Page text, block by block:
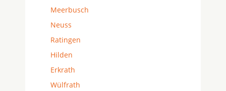
Meerbusch
Neuss
Ratingen
Hilden
Erkrath
Wülfrath